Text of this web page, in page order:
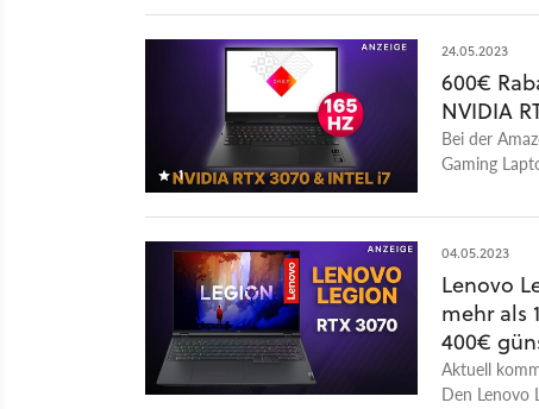
1
24.05.2023
600€
NVIDIA
Bei der
Gaming
04.05.2023
Lenovo
mehr als
400€
Aktuell
Den Lenovo